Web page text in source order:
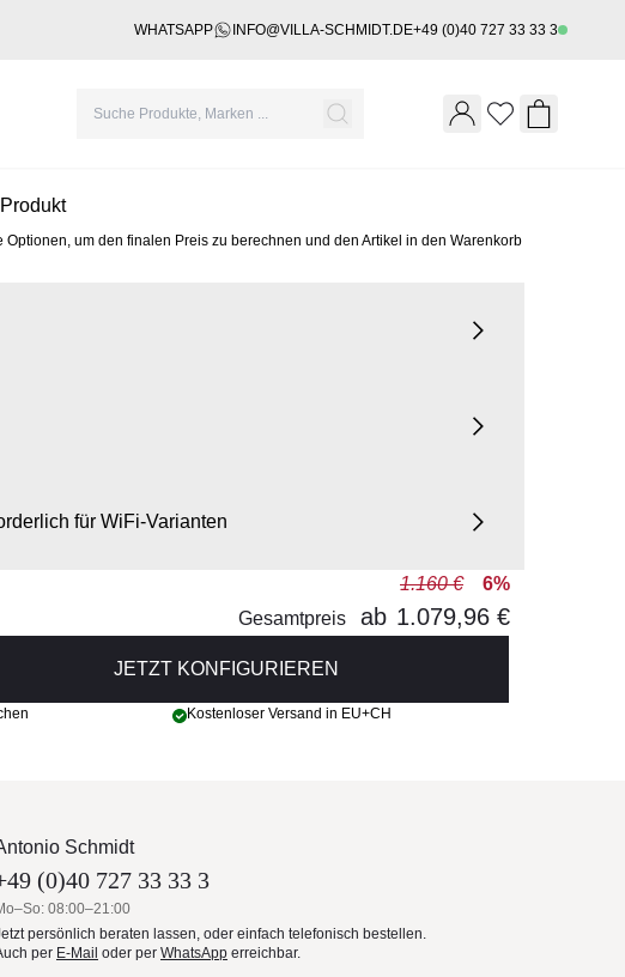
WHATSAPP INFO@VILLA-SCHMIDT.DE+49 (0)40 727 33 33 3
Wishlist
um den finalen Preis zu berechnen und den Artikel in den Warenkorb
für WiFi-Varianten
1.160 €
6%
Gesamtpreis
ab 1.079,96 €
JETZT KONFIGURIEREN
Kostenloser Versand in EU+CH
Schmidt
(0)40 727 33 33 3
08:00–21:00
persönlich beraten lassen, oder einfach telefonisch bestellen.
per E-Mail oder per WhatsApp erreichbar.